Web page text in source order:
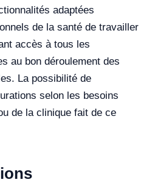
adaptées
de la santé de travailler
accès à tous les
au bon déroulement des
La possibilité de
selon les besoins
de la clinique fait de ce